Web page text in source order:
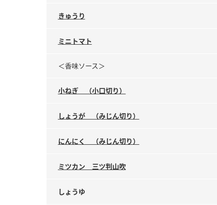
きゅうり
ミニトマト
＜香味ソース＞
小ねぎ （小口切り）
しょうが （みじん切り）
にんにく （みじん切り）
ミツカン 三ツ判山吹
しょうゆ